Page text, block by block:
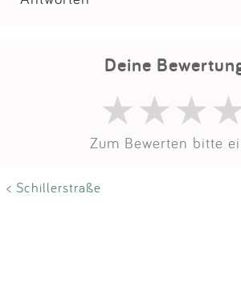
Deine
Zum Bewerten bitte
< Schillerstraße